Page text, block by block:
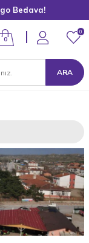
Bedava!
ARA
0
0